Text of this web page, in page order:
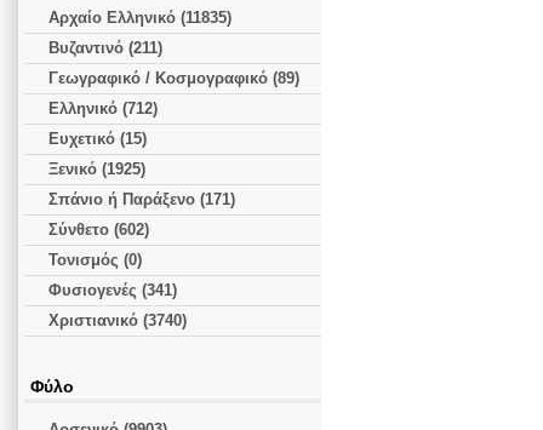
Αρχαίο Ελληνικό (11835)
Βυζαντινό (211)
Γεωγραφικό / Κοσμογραφικό (89)
Ελληνικό (712)
Ευχετικό (15)
Ξενικό (1925)
Σπάνιο ή Παράξενο (171)
Σύνθετο (602)
Τονισμός (0)
Φυσιογενές (341)
Χριστιανικό (3740)
Φύλο